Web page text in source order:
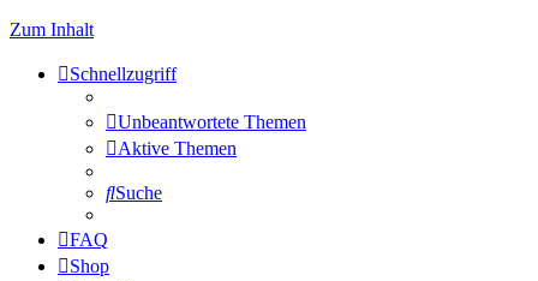
Zum Inhalt
Schnellzugriff
Unbeantwortete Themen
Aktive Themen
Suche
FAQ
Shop